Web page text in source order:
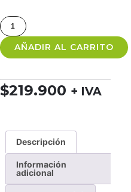
AÑADIR AL CARRITO
$219.900 + IVA
Descripción
Información
adicional